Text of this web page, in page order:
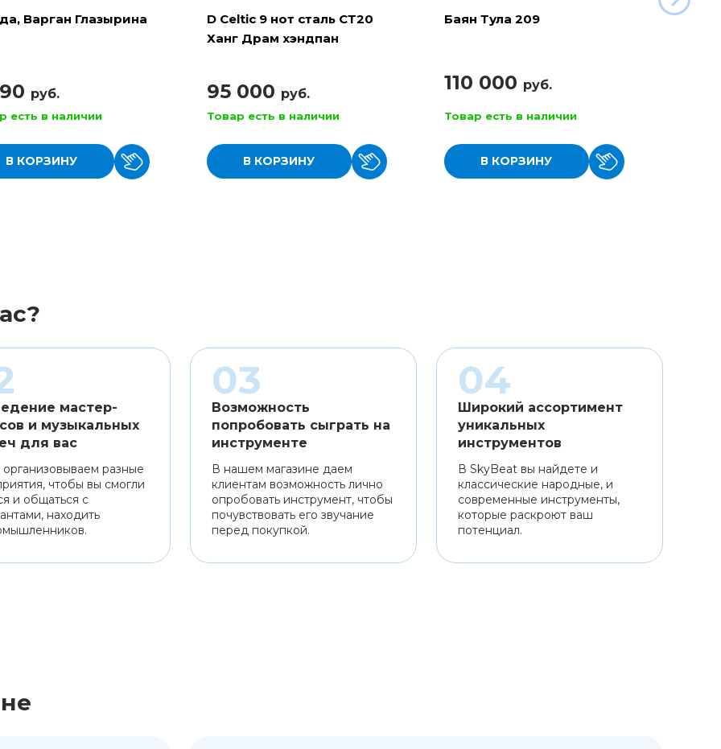
Варган Глазырина
руб.
есть в наличии
В КОРЗИНУ
D Celtic 9 нот сталь СТ20
Ханг Драм хэндпан
95 000 руб.
Товар есть в наличии
В КОРЗИНУ
Баян Тула 209
110 000 руб.
Товар есть в наличии
В КОРЗИНУ
мастер-
и музыкальных
для вас
организовываем разные
чтобы вы смогли
и общаться с
находить
Возможность
попробовать сыграть на
инструменте
В нашем магазине даем
клиентам возможность лично
опробовать инструмент, чтобы
почувствовать его звучание
перед покупкой.
Широкий ассортимент
уникальных
инструментов
В SkyBeat вы найдете и
классические народные, и
современные инструменты,
которые раскроют ваш
потенциал.